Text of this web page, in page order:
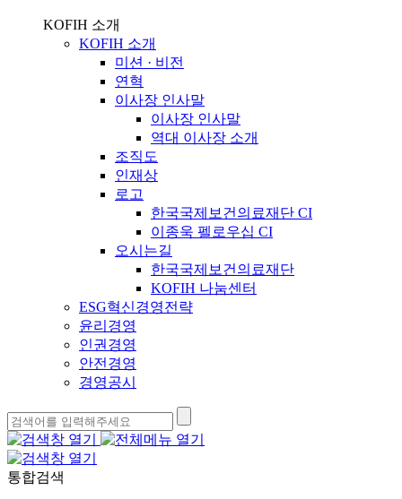
KOFIH 소개
KOFIH 소개
미션 · 비전
연혁
이사장 인사말
이사장 인사말
역대 이사장 소개
조직도
인재상
로고
한국국제보건의료재단 CI
이종욱 펠로우십 CI
오시는길
한국국제보건의료재단
KOFIH 나눔센터
ESG혁신경영전략
윤리경영
인권경영
안전경영
경영공시
통합검색